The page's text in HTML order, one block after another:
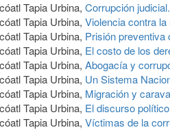
Tapia Urbina, Corrupción
Tapia Urbina, Violencia contra
Tapia Urbina, Prisión
Tapia Urbina, El costo de los
Tapia Urbina, Abogacía y
Tapia Urbina, Un Sistema
Tapia Urbina, Migración y
Tapia Urbina, El discurso
Tapia Urbina, Víctimas de la